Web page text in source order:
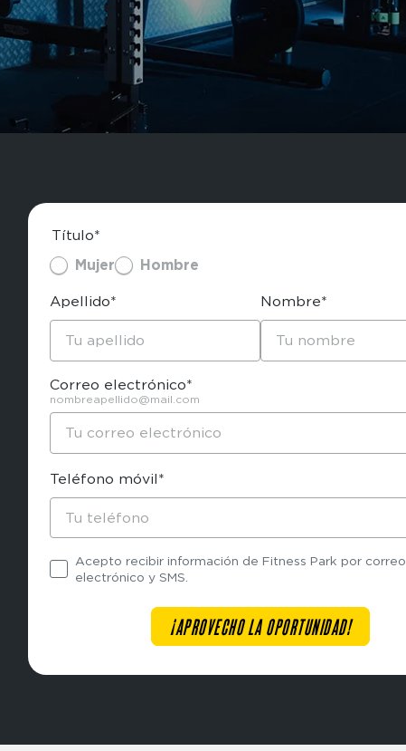
Título*
Mujer
Hombre
Apellido* Nombre*
Correo electrónico*
nombreapellido@mail.com
Teléfono móvil*
Acepto recibir información de Fitness Park por correo
electrónico y SMS.